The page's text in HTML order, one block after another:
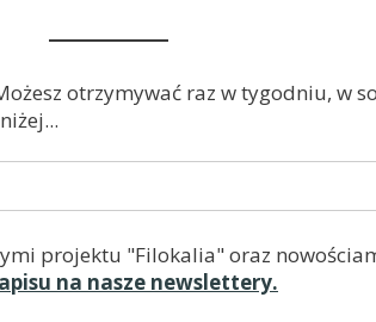
otrzymywać raz w tygodniu, w
projektu "Filokalia" oraz
na nasze newslettery.